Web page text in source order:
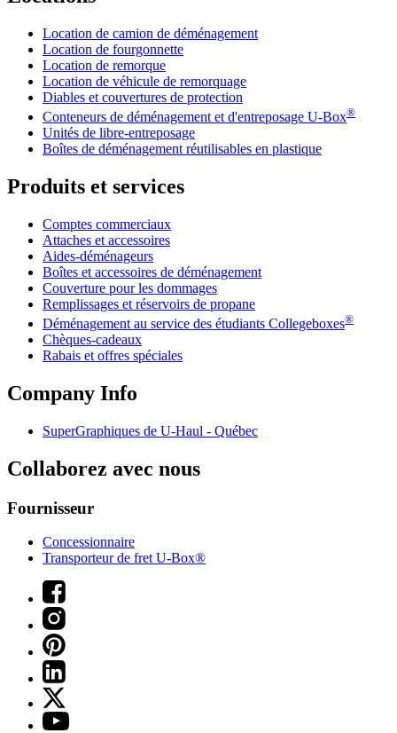
Location de camion de déménagement
Location de fourgonnette
Location de remorque
Location de véhicule de remorquage
Diables et couvertures de protection
Conteneurs de déménagement et d'entreposage U-Box®
Unités de libre-entreposage
Boîtes de déménagement réutilisables en plastique
Produits et services
Comptes commerciaux
Attaches et accessoires
Aides-déménageurs
Boîtes et accessoires de déménagement
Couverture pour les dommages
Remplissages et réservoirs de propane
Déménagement au service des étudiants Collegeboxes®
Chèques-cadeaux
Rabais et offres spéciales
Company Info
SuperGraphiques de U-Haul - Québec
Collaborez avec nous
Fournisseur
Concessionnaire
Transporteur de fret U-Box®